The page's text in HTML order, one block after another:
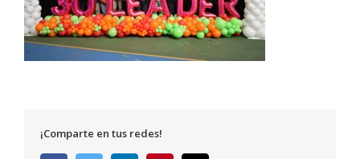
¡Comparte en tus redes!